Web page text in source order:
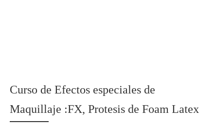
Curso de Efectos especiales de
Maquillaje :FX, Protesis de Foam Latex